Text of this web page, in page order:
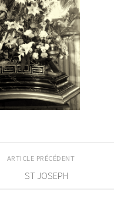
ARTICLE PRÉCÉDENT
ST JOSEPH